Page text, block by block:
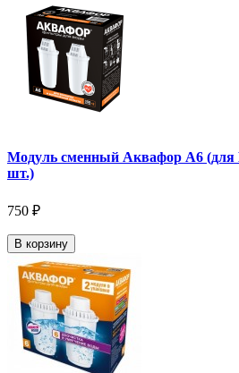
Модуль сменный Аквафор А6 (для
шт.)
750 ₽
В корзину